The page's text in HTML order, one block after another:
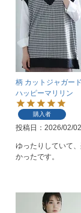
柄 カットジャガー
ハッピーマリリン
購入者
投稿日 2026/02/02
ゆったりしていて
かったです。